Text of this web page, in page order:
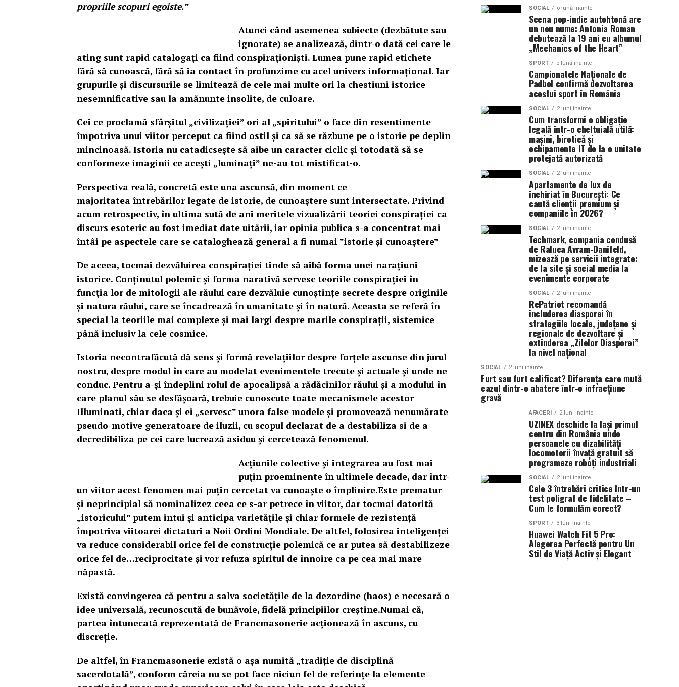
propriile scopuri egoiste.”
Atunci când asemenea subiecte (dezbătute sau
ignorate) se analizează, dintr-o dată cei care le
ating sunt rapid catalogați ca fiind conspiraționiști. Lumea pune rapid etichete
fără să cunoască, fără să ia contact în profunzime cu acel univers informațional. Iar
grupurile și discursurile se limitează de cele mai multe ori la chestiuni istorice
nesemnificative sau la amănunte insolite, de culoare.
Cei ce proclamă sfârşitul „civilizaţiei” ori al „spiritului” o face din resentimente
împotriva unui viitor perceput ca fiind ostil şi ca să se răzbune pe o istorie pe deplin
mincinoasă. Istoria nu catadicsește să aibe un caracter ciclic și totodată să se
conformeze imaginii ce acești „luminați” ne-au tot mistificat-o.
Perspectiva reală, concretă este una ascunsă, din moment ce
majoritatea întrebărilor legate de istorie, de cunoaștere sunt intersectate. Privind
acum retrospectiv, în ultima sută de ani meritele vizualizării teoriei conspirației ca
discurs esoteric au fost imediat date uitării, iar opinia publica s-a concentrat mai
întâi pe aspectele care se cataloghează general a fi numai ”istorie și cunoaștere”
De aceea, tocmai dezvăluirea conspirației tinde să aibă forma unei narațiuni
istorice. Conținutul polemic și forma narativă servesc teoriile conspirației în
funcția lor de mitologii ale răului care dezvăluie cunoștințe secrete despre originile
și natura răului, care se încadrează în umanitate și în natură. Aceasta se referă în
special la teoriile mai complexe și mai largi despre marile conspirații, sistemice
până inclusiv la cele cosmice.
Istoria necontrafăcută dă sens și formă revelațiilor despre forțele ascunse din jurul
nostru, despre modul în care au modelat evenimentele trecute și actuale și unde ne
conduc. Pentru a-și îndeplini rolul de apocalipsă a rădăcinilor răului și a modului în
care planul său se desfășoară, trebuie cunoscute toate mecanismele acestor
Illuminati, chiar daca și ei „servesc” unora false modele și promovează nenumărate
pseudo-motive generatoare de iluzii, cu scopul declarat de a destabiliza si de a
decredibiliza pe cei care lucrează asiduu și cercetează fenomenul.
Acțiunile colective și integrarea au fost mai
puțin proeminente în ultimele decade, dar într-
un viitor acest fenomen mai puțin cercetat va cunoaște o împlinire.Este prematur
și neprincipial să nominalizez ceea ce s-ar petrece în viitor, dar tocmai datorită
„istoricului” putem intui și anticipa varietățile și chiar formele de rezistență
împotriva viitoarei dictaturi a Noii Ordini Mondiale. De altfel, folosirea inteligenței
va reduce considerabil orice fel de construcție polemică ce ar putea să destabilizeze
orice fel de…reciprocitate șivor refuza spiritul de înnoire ca pe cea mai mare
năpastă.
Există convingerea că pentru a salva societăţile de la dezordine (haos) e necesară o
idee universală, recunoscută de bunăvoie, fidelă principiilor creștine.Numai că,
partea întunecată reprezentată de Francmasonerie acționează în ascuns, cu
discreție.
De altfel, în Francmasonerie există o așa numită „tradiţie de disciplină
sacerdotală”, conform căreia nu se pot face niciun fel de referinţe la elemente
SOCIAL o lună inainte
Scena pop-indie autohtonă are
un nou nume: Antonia Roman
debutează la 19 ani cu albumul
„Mechanics of the Heart”
SPORT o lună inainte
Campionatele Naționale de
Padbol confirmă dezvoltarea
acestui sport în România
SOCIAL 2 luni inainte
Cum transformi o obligație
legală într-o cheltuială utilă:
mașini, birotică și
echipamente IT de la o unitate
protejată autorizată
SOCIAL 2 luni inainte
Apartamente de lux de
închiriat în București: Ce
caută clienții premium și
companiile în 2026?
SOCIAL 2 luni inainte
Techmark, compania condusă
de Raluca Avram-Danifeld,
mizează pe servicii integrate:
de la site și social media la
evenimente corporate
SOCIAL 2 luni inainte
RePatriot recomandă
includerea diasporei în
strategiile locale, județene și
regionale de dezvoltare și
extinderea „Zilelor Diasporei”
la nivel național
SOCIAL 2 luni inainte
Furt sau furt calificat? Diferența care mută
cazul dintr-o abatere într-o infracțiune
gravă
AFACERI 2 luni inainte
UZINEX deschide la Iași primul
centru din România unde
persoanele cu dizabilități
locomotorii învață gratuit să
programeze roboți industriali
SOCIAL 2 luni inainte
Cele 3 întrebări critice într-un
test poligraf de fidelitate –
Cum le formulăm corect?
SPORT 3 luni inainte
Huawei Watch Fit 5 Pro:
Alegerea Perfectă pentru Un
Stil de Viață Activ și Elegant